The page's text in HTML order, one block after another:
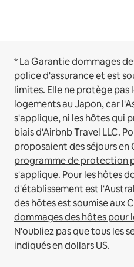
* La Garantie dommages
police d'assurance et est
limites. Elle ne protège pas
logements au Japon, car l'
s'applique, ni les hôtes qui
biais d'Airbnb Travel LLC.
proposaient des séjours
programme de protection
s'applique. Pour les hôtes
d'établissement est
des hôtes est soumise aux
dommages des hôtes pour
N'oubliez pas que tous les
indiqués en dollars US.